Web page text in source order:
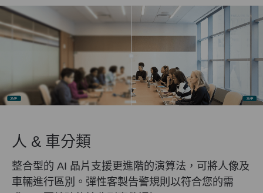
人 & 車分類
整合型的 AI 晶片支援更進階的演算法，可將人像及
車輛進行區別。彈性客製告警規則以符合您的需